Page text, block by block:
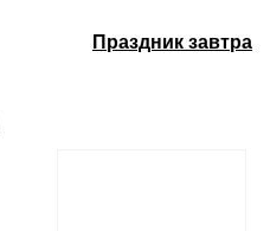
Праздник завтра